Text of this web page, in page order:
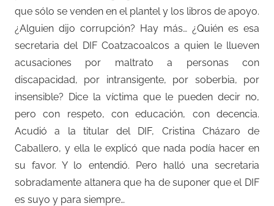
que sólo se venden en el plantel y los libros de apoyo.
¿Alguien dijo corrupción? Hay más… ¿Quién es esa
secretaria del DIF Coatzacoalcos a quien le llueven
acusaciones por maltrato a personas con
discapacidad, por intransigente, por soberbia, por
insensible? Dice la víctima que le pueden decir no,
pero con respeto, con educación, con decencia.
Acudió a la titular del DIF, Cristina Cházaro de
Caballero, y ella le explicó que nada podía hacer en
su favor. Y lo entendió. Pero halló una secretaria
sobradamente altanera que ha de suponer que el DIF
es suyo y para siempre…